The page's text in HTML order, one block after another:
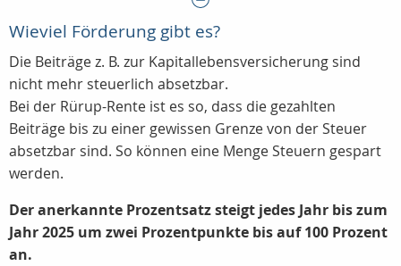
Wieviel Förderung gibt es?
Die Beiträge z. B. zur Kapitallebensversicherung sind
nicht mehr steuerlich absetzbar.
Bei der Rürup-Rente ist es so, dass die gezahlten
Beiträge bis zu einer gewissen Grenze von der Steuer
absetzbar sind. So können eine Menge Steuern gespart
werden.
Der anerkannte Prozentsatz steigt jedes Jahr bis zum
Jahr 2025 um zwei Prozentpunkte bis auf 100 Prozent
an.